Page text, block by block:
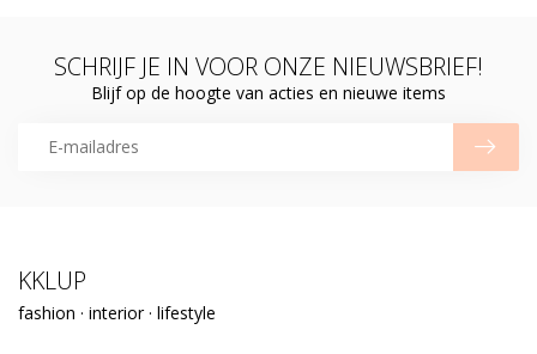
SCHRIJF JE IN VOOR ONZE NIEUWSBRIEF!
Blijf op de hoogte van acties en nieuwe items
KKLUP
fashion · interior · lifestyle